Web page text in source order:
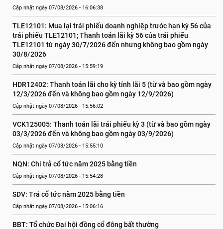
Cập nhật ngày 07/08/2026 - 16:06:38
TLE12101: Mua lại trái phiếu doanh nghiệp trước hạn kỳ 56 của
trái phiếu TLE12101; Thanh toán lãi kỳ 56 của trái phiếu
TLE12101 từ ngày 30/7/2026 đến nhưng không bao gồm ngày
30/8/2026
Cập nhật ngày 07/08/2026 - 15:59:19
HDR12402: Thanh toán lãi cho kỳ tính lãi 5 (từ và bao gồm ngày
12/3/2026 đến và không bao gồm ngày 12/9/2026)
Cập nhật ngày 07/08/2026 - 15:56:02
VCK125005: Thanh toán lãi trái phiếu kỳ 3 (từ và bao gồm ngày
03/3/2026 đến và không bao gồm ngày 03/9/2026)
Cập nhật ngày 07/08/2026 - 15:55:10
NQN: Chi trả cổ tức năm 2025 bằng tiền
Cập nhật ngày 07/08/2026 - 15:54:28
SDV: Trả cổ tức năm 2025 bằng tiền
Cập nhật ngày 07/08/2026 - 15:06:16
BBT: Tổ chức Đại hội đồng cổ đông bất thường